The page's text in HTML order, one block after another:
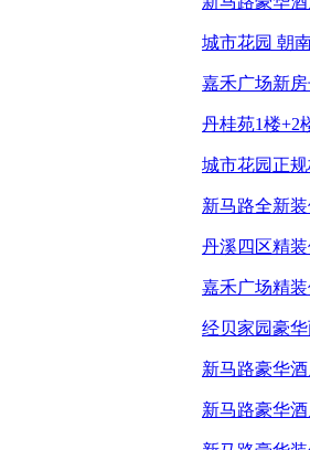
城市花园 朝
嘉禾广场新
丹桂苑1楼+2
城市花园正
新马路全新
丹溪四区精
嘉禾广场精装
经贝家园豪华
新马路豪华
新马路豪华